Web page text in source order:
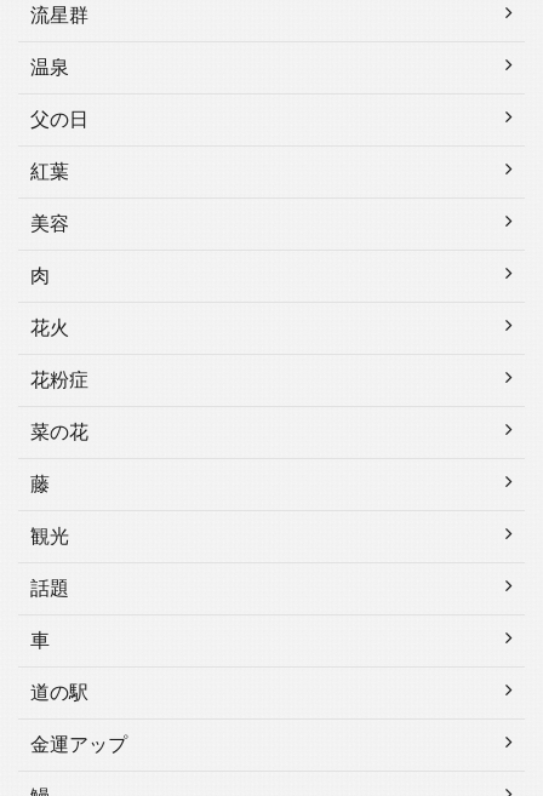
流星群
温泉
父の日
紅葉
美容
肉
花火
花粉症
菜の花
藤
観光
話題
車
道の駅
金運アップ